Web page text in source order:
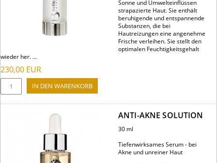
Sonne und Umwelteinflüssen
strapazierte Haut. Sie enthält
beruhigende und entspannende
Substanzen, die bei
Hautreizungen eine angenehme
Frische verleihen. Sie stellt den
optimalen Feuchtigkeitsgehalt
wieder her. ...
230,00 EUR
ANTI-AKNE SOLUTION
30 ml
Tiefenwirksames Serum - bei
Akne und unreiner Haut